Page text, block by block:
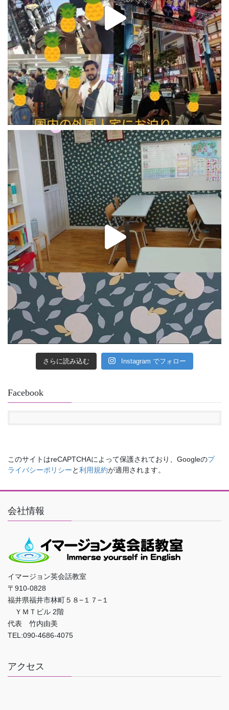
さらに読み込む Instagram でフォロー
Facebook
このサイトはreCAPTCHAによって保護されており、Googleのプ
ライバシーポリシーと利用規約が適用されます。
会社情報
イマージョン英会話教室
〒910-0828
福井県福井市林町５８−１７−１
ＹＭＴビル 2階
代表 竹内由美
TEL:090-4686-4075
アクセス